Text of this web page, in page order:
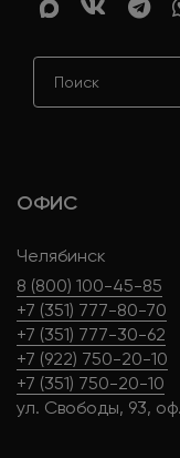
ОФИС
Челябинск
8 (800) 100-45-85
+7 (351) 777-80-70
+7 (351) 777-30-62
+7 (922) 750-20-10
+7 (351) 750-20-10
ул. Свободы, 93,